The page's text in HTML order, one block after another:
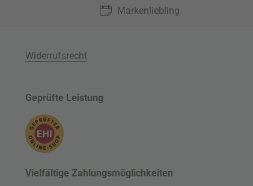
Markenliebling
Widerrufsrecht
Geprüfte Leistung
Vielfältige Zahlungsmöglichkeiten